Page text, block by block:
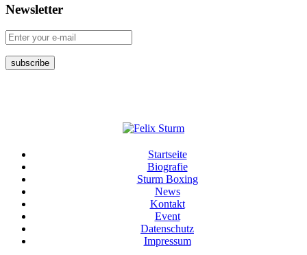
Newsletter
Startseite
Biografie
Sturm Boxing
News
Kontakt
Event
Datenschutz
Impressum